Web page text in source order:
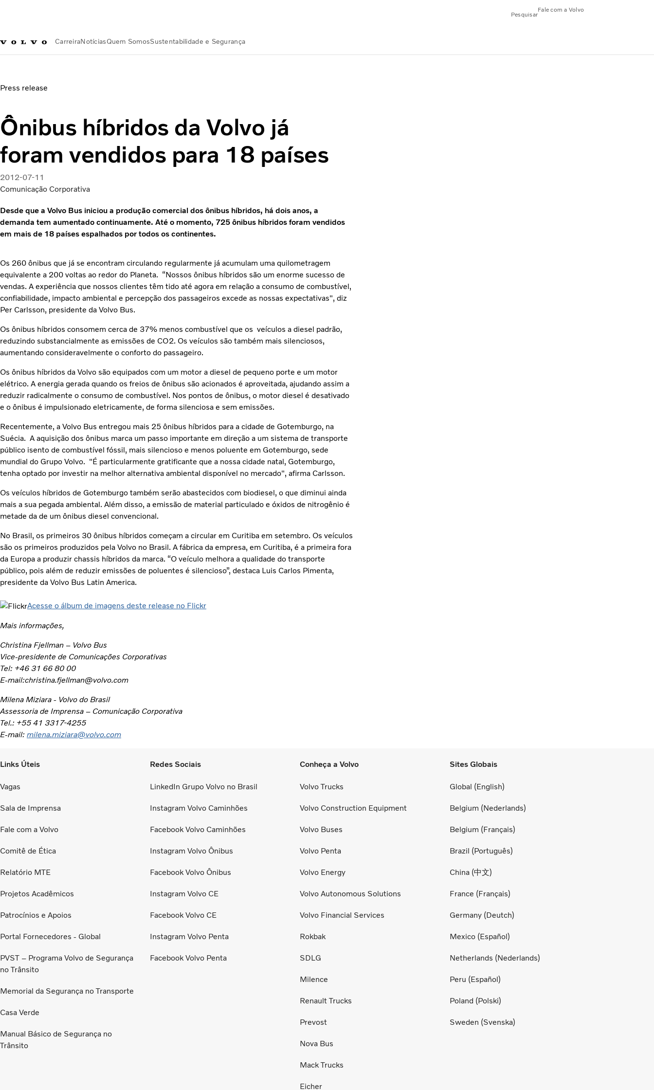
Pesquisar
Fale com a Volvo
CarreiraNotíciasQuem SomosSustentabilidade e Segurança
Press release
Ônibus híbridos da Volvo já
foram vendidos para 18 países
2012-07-11
Comunicação Corporativa
Desde que a Volvo Bus iniciou a produção comercial dos ônibus híbridos, há dois anos, a
demanda tem aumentado continuamente. Até o momento, 725 ônibus híbridos foram vendidos
em mais de 18 países espalhados por todos os continentes.
Os 260 ônibus que já se encontram circulando regularmente já acumulam uma quilometragem
equivalente a 200 voltas ao redor do Planeta. “Nossos ônibus híbridos são um enorme sucesso de
vendas. A experiência que nossos clientes têm tido até agora em relação a consumo de combustível,
confiabilidade, impacto ambiental e percepção dos passageiros excede as nossas expectativas", diz
Per Carlsson, presidente da Volvo Bus.
Os ônibus híbridos consomem cerca de 37% menos combustível que os veículos a diesel padrão,
reduzindo substancialmente as emissões de CO2. Os veículos são também mais silenciosos,
aumentando consideravelmente o conforto do passageiro.
Os ônibus híbridos da Volvo são equipados com um motor a diesel de pequeno porte e um motor
elétrico. A energia gerada quando os freios de ônibus são acionados é aproveitada, ajudando assim a
reduzir radicalmente o consumo de combustível. Nos pontos de ônibus, o motor diesel é desativado
e o ônibus é impulsionado eletricamente, de forma silenciosa e sem emissões.
Recentemente, a Volvo Bus entregou mais 25 ônibus híbridos para a cidade de Gotemburgo, na
Suécia. A aquisição dos ônibus marca um passo importante em direção a um sistema de transporte
público isento de combustível fóssil, mais silencioso e menos poluente em Gotemburgo, sede
mundial do Grupo Volvo. "É particularmente gratificante que a nossa cidade natal, Gotemburgo,
tenha optado por investir na melhor alternativa ambiental disponível no mercado", afirma Carlsson.
Os veículos híbridos de Gotemburgo também serão abastecidos com biodiesel, o que diminui ainda
mais a sua pegada ambiental. Além disso, a emissão de material particulado e óxidos de nitrogênio é
metade da de um ônibus diesel convencional.
No Brasil, os primeiros 30 ônibus híbridos começam a circular em Curitiba em setembro. Os veículos
são os primeiros produzidos pela Volvo no Brasil. A fábrica da empresa, em Curitiba, é a primeira fora
da Europa a produzir chassis híbridos da marca. “O veículo melhora a qualidade do transporte
público, pois além de reduzir emissões de poluentes é silencioso”, destaca Luis Carlos Pimenta,
presidente da Volvo Bus Latin America.
Acesse o álbum de imagens deste release no Flickr
Mais informações,
Christina Fjellman – Volvo Bus
Vice-presidente de Comunicações Corporativas
Tel: +46 31 66 80 00
E-mail:christina.fjellman@volvo.com
Milena Miziara - Volvo do Brasil
Assessoria de Imprensa – Comunicação Corporativa
Tel.: +55 41 3317-4255
E-mail: milena.miziara@volvo.com
Links Úteis
Vagas
Sala de Imprensa
Fale com a Volvo
Comitê de Ética
Relatório MTE
Projetos Acadêmicos
Patrocínios e Apoios
Portal Fornecedores - Global
PVST – Programa Volvo de Segurança
no Trânsito
Memorial da Segurança no Transporte
Casa Verde
Manual Básico de Segurança no
Trânsito
Redes Sociais
LinkedIn Grupo Volvo no Brasil
Instagram Volvo Caminhões
Facebook Volvo Caminhões
Instagram Volvo Ônibus
Facebook Volvo Ônibus
Instagram Volvo CE
Facebook Volvo CE
Instagram Volvo Penta
Facebook Volvo Penta
Conheça a Volvo
Volvo Trucks
Volvo Construction Equipment
Volvo Buses
Volvo Penta
Volvo Energy
Volvo Autonomous Solutions
Volvo Financial Services
Rokbak
SDLG
Milence
Renault Trucks
Prevost
Nova Bus
Mack Trucks
Eicher
Sites Globais
Global (English)
Belgium (Nederlands)
Belgium (Français)
Brazil (Português)
China (中文)
France (Français)
Germany (Deutch)
Mexico (Español)
Netherlands (Nederlands)
Peru (Español)
Poland (Polski)
Sweden (Svenska)